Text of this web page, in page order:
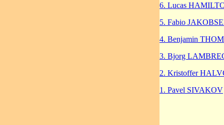
6. Lucas
5. Fabio
4. Benjamin
3. Bjorg
2. Kristoffer
1. Pavel SIVAKOV